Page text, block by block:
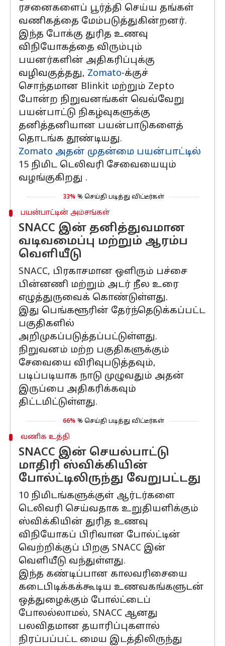
ரசனைகளைப் பூர்த்தி செய்ய தங்கள்
வணிகத்தை மேம்படுத்துகின்றனர்.
இந்த போக்கு துரித உணவு
விநியோகத்தை விரும்பும்
பயனர்களின் அதிகரிப்புக்கு
வழிவகுத்தது, Zomato-க்குச்
சொந்தமான Blinkit மற்றும் Zepto
போன்ற நிறுவனங்கள் வெவ்வேறு
பயன்பாட்டு நிகழ்வுகளுக்கு
தனித்தனியான பயன்பாடுகளைத்
தொடங்க தூண்டியது.
Zomato அதன் முதன்மை பயன்பாட்டில்
15 நிமிட டெலிவரி சேவையையும்
வழங்குகிறது .
33% % செய்தி படித்து விட்டீர்கள்
பயன்பாட்டின் அம்சங்கள்
SNACC இன் தனித்துவமான
வடிவமைப்பு மற்றும் ஆரம்ப
வெளியீடு
SNACC, பிரகாசமான ஒளிரும் பச்சை
பின்னணி மற்றும் அடர் நீல உரை
எழுத்துருவைக் கொண்டுள்ளது.
இது பெங்களூரின் தேர்ந்தெடுக்கப்பட்ட
பகுதிகளில்
அறிமுகப்படுத்தப்பட்டுள்ளது.
நிறுவனம் மற்ற பகுதிகளுக்கும்
சேவையை விரிவுபடுத்தவும்,
படிப்படியாக நாடு முழுவதும் அதன்
இருப்பை அதிகரிக்கவும்
திட்டமிட்டுள்ளது.
66% % செய்தி படித்து விட்டீர்கள்
வணிக உத்தி
SNACC இன் செயல்பாட்டு
மாதிரி ஸ்விக்கியின்
போல்ட்டிலிருந்து வேறுபட்டது
10 நிமிடங்களுக்குள் ஆர்டர்களை
டெலிவரி செய்வதாக உறுதியளிக்கும்
ஸ்விக்கியின் துரித உணவு
விநியோகப் பிரிவான போல்ட்டின்
வெற்றிக்குப் பிறகு SNACC இன்
வெளியீடு வந்துள்ளது.
இந்த கண்டிப்பான காலவரிசையை
கடைபிடிக்கக்கூடிய உணவகங்களுடன்
ஒத்துழைக்கும் போல்ட்டைப்
போலல்லாமல், SNACC ஆனது
பலவிதமான தயாரிப்புகளால்
நிரப்பப்பட்ட மைய இடத்திலிருந்து